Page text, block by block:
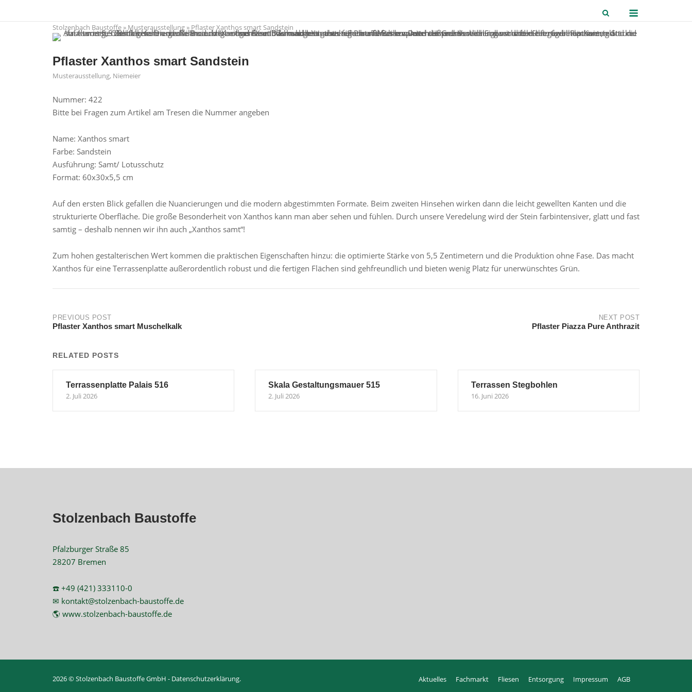
to
Stolzenbach Baustoffe » Musterausstellung » Pflaster Xanthos smart Sandstein
Pflaster Xanthos smart Sandstein
Musterausstellung, Niemeier
Nummer: 422
Bitte bei Fragen zum Artikel am Tresen die Nummer angeben
Name: Xanthos smart
Farbe: Sandstein
Ausführung: Samt/ Lotusschutz
Format: 60x30x5,5 cm
Auf den ersten Blick gefallen die Nuancierungen und die modern abgestimmten Formate. Beim zweiten Hinsehen wirken dann die leicht gewellten Kanten und die
strukturierte Oberfläche. Die große Besonderheit von Xanthos kann man aber sehen und fühlen. Durch unsere Veredelung wird der Stein farbintensiver, glatt und fast
samtig – deshalb nennen wir ihn auch „Xanthos samt“!
Zum hohen gestalterischen Wert kommen die praktischen Eigenschaften hinzu: die optimierte Stärke von 5,5 Zentimetern und die Produktion ohne Fase. Das macht
Xanthos für eine Terrassenplatte außerordentlich robust und die fertigen Flächen sind gehfreundlich und bieten wenig Platz für unerwünschtes Grün.
Post
PREVIOUS POST
Pflaster Xanthos smart Muschelkalk
NEXT POST
Pflaster Piazza Pure Anthrazit
RELATED POSTS
Terrassenplatte Palais 516
2. Juli 2026
Skala Gestaltungsmauer 515
2. Juli 2026
Terrassen Stegbohlen
16. Juni 2026
Stolzenbach Baustoffe
Pfalzburger Straße 85
28207 Bremen
☎️ +49 (421) 333110-0
✉ kontakt@stolzenbach-baustoffe.de
🌎 www.stolzenbach-baustoffe.de
2026 © Stolzenbach Baustoffe GmbH - Datenschutzerklärung. Aktuelles Fachmarkt Fliesen Entsorgung Impressum AGB